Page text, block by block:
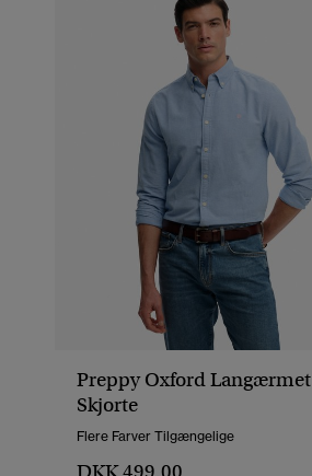
Preppy Oxford Langærmet
Skjorte
Flere Farver Tilgængelige